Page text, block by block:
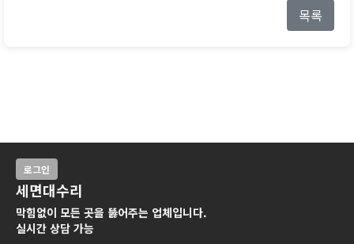
목록
로그인
세면대수리
막힘없이 모든 곳을 뚫어주는 업체입니다.
실시간 상담 가능